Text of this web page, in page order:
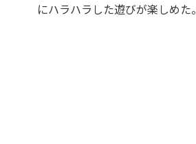
にハラハラした遊びが楽しめた。